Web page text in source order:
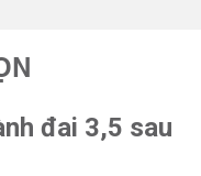
đai 3,5 sau